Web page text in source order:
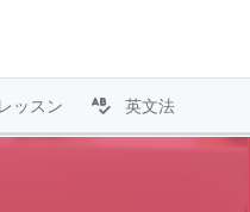
ッスン 英文法